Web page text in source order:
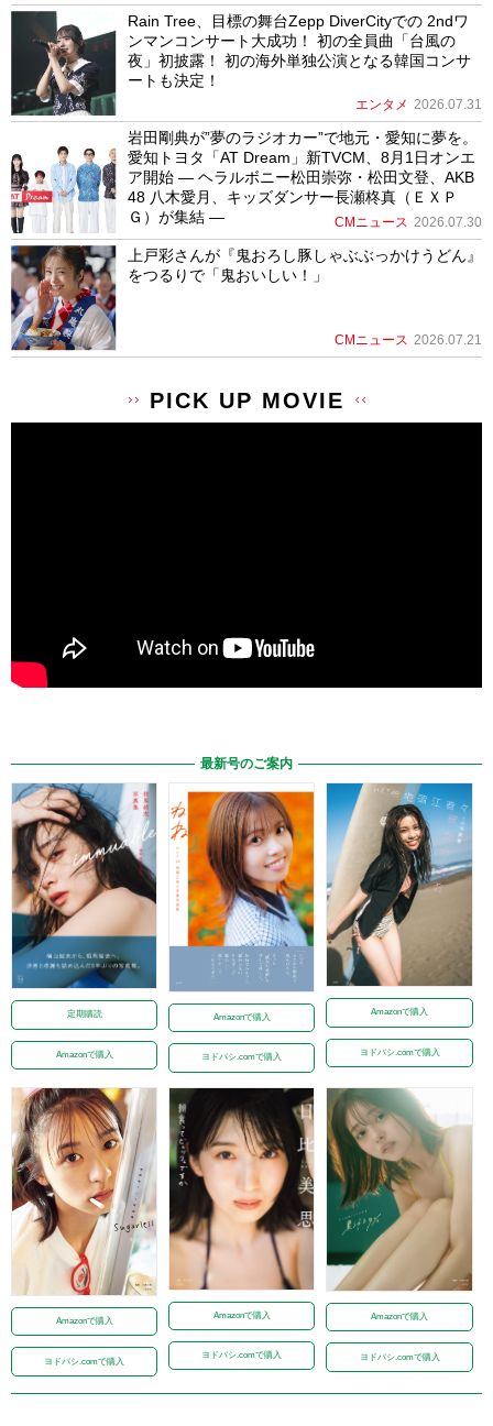
Rain Tree、目標の舞台Zepp DiverCityでの 2ndワ
ンマンコンサート大成功！ 初の全員曲「台風の
夜」初披露！ 初の海外単独公演となる韓国コンサ
ートも決定！
エンタメ 2026.07.31
岩田剛典が”夢のラジオカー”で地元・愛知に夢を。
愛知トヨタ「AT Dream」新TVCM、8月1日オンエ
ア開始 ― ヘラルボニー松田崇弥・松田文登、AKB
48 八木愛月、キッズダンサー長瀬柊真（ＥＸＰ
Ｇ）が集結 ―
CMニュース 2026.07.30
上戸彩さんが『鬼おろし豚しゃぶぶっかけうどん』
をつるりで「鬼おいしい！」
CMニュース 2026.07.21
PICK UP MOVIE
最新号のご案内
定期購読
Amazonで購入
Amazonで購入
ヨドバシ.comで購入
Amazonで購入
ヨドバシ.comで購入
Amazonで購入
ヨドバシ.comで購入
Amazonで購入
ヨドバシ.comで購入
Amazonで購入
ヨドバシ.comで購入